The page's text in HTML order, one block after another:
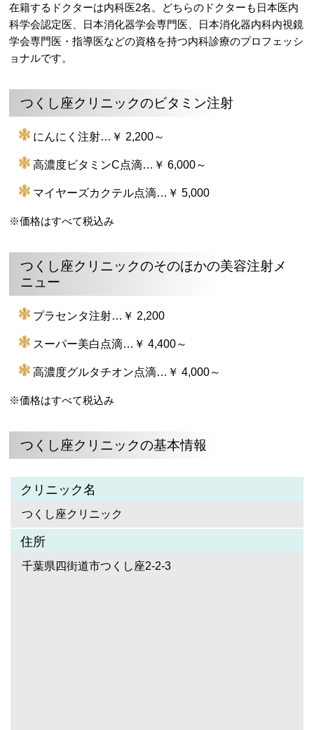
在籍するドクターは内科医2名。どちらのドクターも日本医内
科学会認定医、日本消化器学会専門医、日本消化器内科内視鏡
学会専門医・指導医などの資格を持つ内科診療のプロフェッシ
ョナルです。
つくし座クリニックのビタミン注射
にんにく注射…￥ 2,200～
高濃度ビタミンC点滴…￥ 6,000～
マイヤーズカクテル点滴…￥ 5,000
※価格はすべて税込み
つくし座クリニックのそのほかの美容注射メ
ニュー
プラセンタ注射…￥ 2,200
スーパー美白点滴…￥ 4,400～
高濃度グルタチオン点滴…￥ 4,000～
※価格はすべて税込み
つくし座クリニックの基本情報
クリニック名
つくし座クリニック
住所
千葉県四街道市つくし座2-2-3